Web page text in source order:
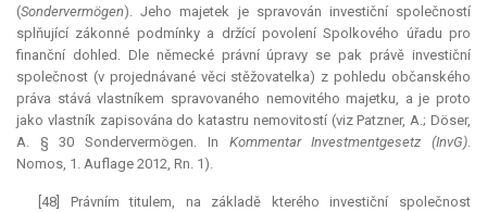
(Sondervermögen). Jeho majetek je spravován investiční společností
splňující zákonné podmínky a držící povolení Spolkového úřadu pro
finanční dohled. Dle německé právní úpravy se pak právě investiční
společnost (v projednávané věci stěžovatelka) z pohledu občanského
práva stává vlastníkem spravovaného nemovitého majetku, a je proto
jako vlastník zapisována do katastru nemovitostí (viz Patzner, A.; Döser,
A. § 30 Sondervermögen. In Kommentar Investmentgesetz (InvG).
Nomos, 1. Auflage 2012, Rn. 1).
[48] Právním titulem, na základě kterého investiční společnost